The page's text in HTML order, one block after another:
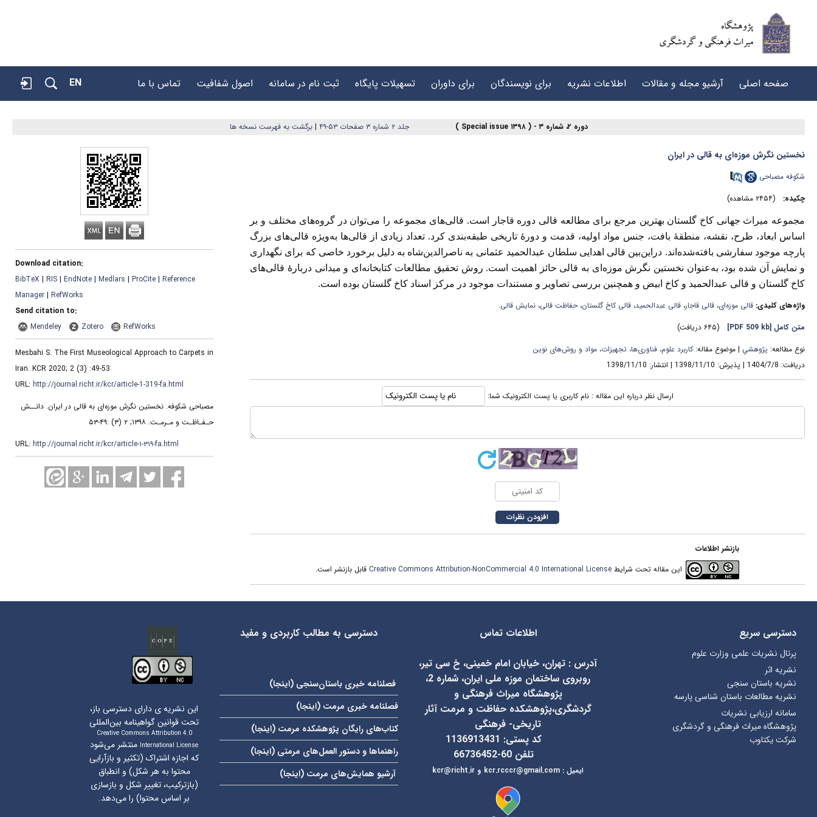
صفحه اصلی آرشیو مجله و مقالات اطلاعات نشریه برای نویسندگان برای داوران تسهیلات پایگاه ثبت نام در سامانه اصول شفافیت تماس با ما EN
دوره ۲، شماره ۳ - ( Special issue ۱۳۹۸ ) جلد ۲ شماره ۳ صفحات ۵۳-۴۹ |برگشت به فهرست نسخه ها
Download citation:
BibTeX | RIS | EndNote | Medlars | ProCite | Reference
Manager | RefWorks
Send citation to:
Mendeley
Zotero RefWorks
Mesbahi S. The First Museological Approach to Carpets in
Iran. KCR 2020; 2 (3) :49-53
URL: http://journal.richt.ir/kcr/article-1-319-fa.html
مصباحی شکوفه. نخستین نگرش موزه‌ای به قالی در ایران. دانــش
حـفـاظـت و مـرمـت. ۱۳۹۸; ۲ (۳) :۴۹-۵۳
URL: http://journal.richt.ir/kcr/article-۱-۳۱۹-fa.html
نخستین نگرش موزه‌ای به قالی در ایران
شکوفه مصباحی
چکیده:
(۲۴۵۴ مشاهده)
مجموعه میراث جهانی کاخ گلستان بهترین مرجع برای مطالعه قالی دوره قاجار است. قالی‌های مجموعه را می‌توان در گروه‌های مختلف و بر
اساس ابعاد، طرح، نقشه، منطقۀ بافت، جنس مواد اولیه، قدمت و دورۀ تاریخی طبقه‌بندی کرد. تعداد زیادی از قالی‌ها به‌ویژه قالی‌های بزرگ
پارچه موجود سفارشی بافته‌شده‌اند. دراین‌بین قالی اهدایی سلطان عبدالحمید عثمانی به ناصرالدین‌شاه به دلیل برخورد خاصی که برای نگهداری
و نمایش آن شده بود، به‌عنوان نخستین نگرش موزه‌ای به قالی حائز اهمیت است. روش تحقیق مطالعات کتابخانه‌ای و میدانی دربارۀ قالی‌های
کاخ گلستان و قالی عبدالحمید و کاخ ابیض و همچنین بررسی تصاویر و مستندات موجود در مرکز اسناد کاخ گلستان بوده است.‌
واژه‌های کلیدی: قالی موزه‌ای، قالی قاجار‌، قالی عبدالحمید‌، قالی کاخ گلستان،حفاظت قالی، نمایش قالی.
متن کامل [PDF 509 kb]
(۶۴۵ دریافت)
نوع مطالعه: پژوهشي | موضوع مقاله:کاربرد علوم، فناوری‌ها، تجهیزات، مواد و روش‌های نوین
دریافت: 1404/7/8 | پذیرش: 1398/11/10 | انتشار: 1398/11/10
ارسال نظر درباره این مقاله : نام کاربری یا پست الکترونیک شما:
بازنشر اطلاعات
این مقاله تحت شرایط Creative Commons Attribution-NonCommercial 4.0 International Licenseقابل بازنشر است.
دسترسی سریع
پرتال نشریات علمی وزارت علوم
نشریه اثر
نشریه باستان سنجی
نشریه مطالعات باستان شناسی پارسه
سامانه ارزیابی نشریات
پژوهشگاه میراث فرهنگی و گردشگری
شرکت یکتاوب
اطلاعات تماس
آدرس : تهران، خیابان امام خمینی، خ سی تیر،
روبروی ساختمان موزه ملی ایران، شماره 2،
پژوهشگاه میراث فرهنگی و
گردشگری،پژوهشکده حفاظت و مرمت آثار
تاریخی- فرهنگی
کد پستی: 1136913431
تلفن 60-66736452
ایمیل: و kcr.rcccr@gmail.com
دسترسی به مطالب کاربردی و مفید
فصلنامه خبری باستان‌سنجی (اینجا)
فصلنامه خبری مرمت (اینجا)
کتاب‌های رایگان پژوهشکده مرمت (اینجا)
راهنماها و دستور العمل‌های مرمتی (اینجا)
آرشیو همایش‌های مرمت (اینجا)
این نشریه ی دارای دسترسی باز،
تحت قوانین گواهینامه بین‌المللی
Creative Commons Attribution 4.0
International License منتشر می‌شود
که اجازه اشتراک (تکثیر و بازآرایی
محتوا به هر شکل) و انطباق
(بازترکیب، تغییر شکل و بازسازی
بر اساس محتوا) را می‌دهد.